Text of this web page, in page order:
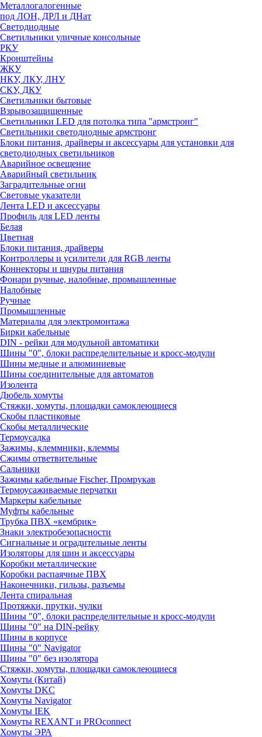
Металлогалогенные
под ЛОН, ДРЛ и ДНат
Светодиодные
Светильники уличные консольные
РКУ
Кронштейны
ЖКУ
НКУ, ЛКУ, ЛНУ
СКУ, ДКУ
Светильники бытовые
Взрывозащищенные
Светильники LED для потолка типа "армстронг"
Светильники светодиодные армстронг
Блоки питания, драйверы и аксессуары для установки для
светодиодных светильников
Аварийное освещение
Аварийный светильник
Заградительные огни
Световые указатели
Лента LED и аксессуары
Профиль для LED ленты
Белая
Цветная
Блоки питания, драйверы
Контроллеры и усилители для RGB ленты
Коннекторы и шнуры питания
Фонари ручные, налобные, промышленные
Налобные
Ручные
Промышленные
Материалы для электромонтажа
Бирки кабельные
DIN - рейки для модульной автоматики
Шины "0", блоки распределительные и кросс-модули
Шины медные и алюминиевые
Шины соединительные для автоматов
Изолента
Дюбель хомуты
Стяжки, хомуты, площадки самоклеющиеся
Скобы пластиковые
Скобы металлические
Термоусадка
Зажимы, клеммники, клеммы
Сжимы ответвительные
Сальники
Зажимы кабельные Fischer, Промрукав
Термоусаживаемые перчатки
Маркеры кабельные
Муфты кабельные
Трубка ПВХ «кембрик»
Знаки электробезопасности
Сигнальные и оградительные ленты
Изоляторы для шин и аксессуары
Коробки металлические
Коробки распаячные ПВХ
Наконечники, гильзы, разъемы
Лента спиральная
Протяжки, прутки, чулки
Шины "0", блоки распределительные и кросс-модули
Шины "0" на DIN-рейку
Шины в корпусе
Шины "0" Navigator
Шины "0" без изолятора
Стяжки, хомуты, площадки самоклеющиеся
Хомуты (Китай)
Хомуты DKC
Хомуты Navigator
Хомуты IEK
Хомуты REXANT и PROconnect
Хомуты ЭРА